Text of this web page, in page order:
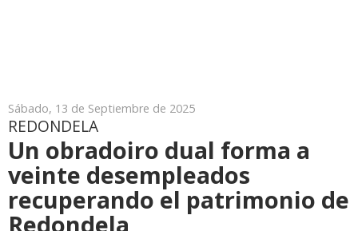
Sábado, 13 de Septiembre de 2025
REDONDELA
Un obradoiro dual forma a
veinte desempleados
recuperando el patrimonio de
Redondela